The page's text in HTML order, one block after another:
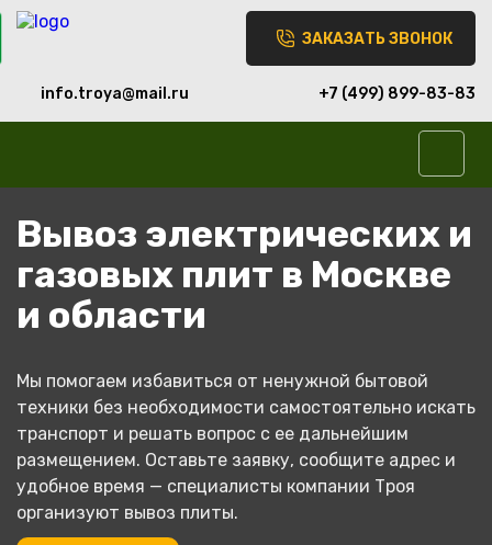
Skip
Найти:
ЗАКАЗАТЬ ЗВОНОК
info.troya@mail.ru +7 (499) 899-83-83
Вывоз электрических и
газовых плит в Москве
и области
Мы помогаем избавиться от ненужной бытовой
техники без необходимости самостоятельно искать
транспорт и решать вопрос с ее дальнейшим
размещением. Оставьте заявку, сообщите адрес и
удобное время — специалисты компании Троя
организуют вывоз плиты.